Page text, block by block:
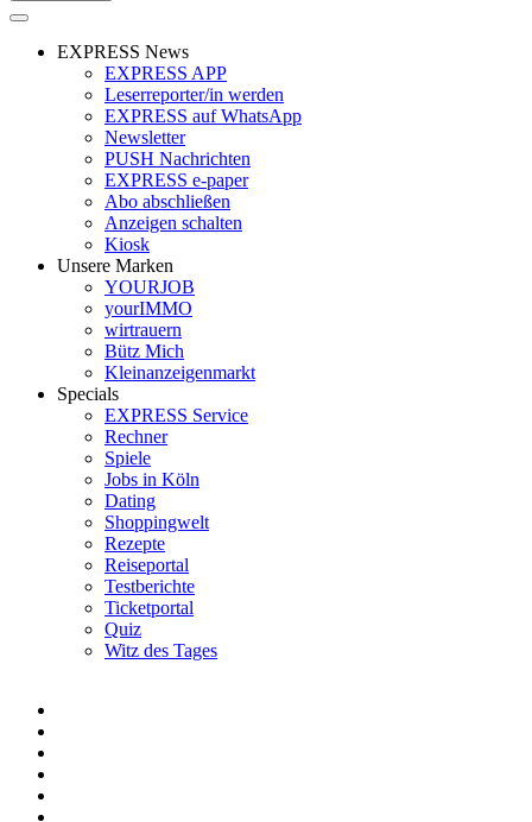
EXPRESS News
EXPRESS APP
Leserreporter/in werden
EXPRESS auf WhatsApp
Newsletter
PUSH Nachrichten
EXPRESS e-paper
Abo abschließen
Anzeigen schalten
Kiosk
Unsere Marken
YOURJOB
yourIMMO
wirtrauern
Bütz Mich
Kleinanzeigenmarkt
Specials
EXPRESS Service
Rechner
Spiele
Jobs in Köln
Dating
Shoppingwelt
Rezepte
Reiseportal
Testberichte
Ticketportal
Quiz
Witz des Tages